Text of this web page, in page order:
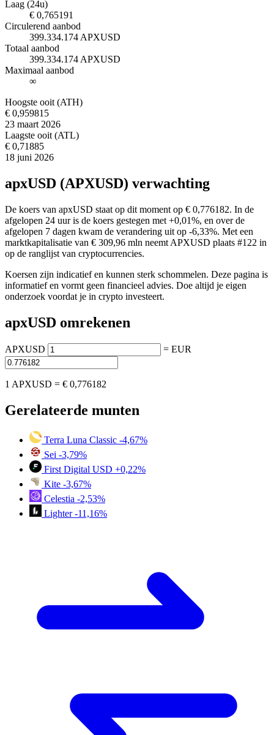
Laag (24u)
€ 0,765191
Circulerend aanbod
399.334.174 APXUSD
Totaal aanbod
399.334.174 APXUSD
Maximaal aanbod
∞
Hoogste ooit (ATH)
€ 0,959815
23 maart 2026
Laagste ooit (ATL)
€ 0,71885
18 juni 2026
apxUSD (APXUSD) verwachting
De koers van apxUSD staat op dit moment op € 0,776182. In de
afgelopen 24 uur is de koers gestegen met +0,01%, en over de
afgelopen 7 dagen kwam de verandering uit op -6,33%. Met een
marktkapitalisatie van € 309,96 mln neemt APXUSD plaats #122 in
op de ranglijst van cryptocurrencies.
Koersen zijn indicatief en kunnen sterk schommelen. Deze pagina is
informatief en vormt geen financieel advies. Doe altijd je eigen
onderzoek voordat je in crypto investeert.
apxUSD omrekenen
APXUSD = EUR
1 APXUSD = € 0,776182
Gerelateerde munten
Terra Luna Classic -4,67%
Sei -3,79%
First Digital USD +0,22%
Kite -3,67%
Celestia -2,53%
Lighter -11,16%